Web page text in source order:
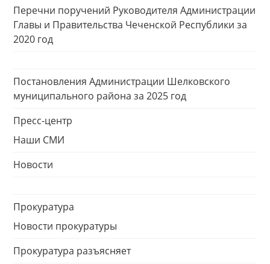
Перечни поручений Руководителя Администрации
Главы и Правительства Чеченской Республики за
2020 год
Постановления Администрации Шелковского
муниципального района за 2025 год
Пресс-центр
Наши СМИ
Новости
Прокуратура
Новости прокуратуры
Прокуратура разъясняет